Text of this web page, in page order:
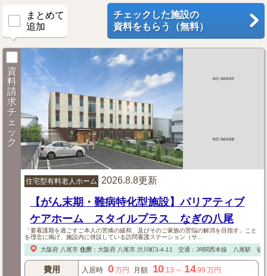
まとめて
追加
チェックした施設の
資料をもらう（無料）
資
料
請
求
チ
ェ
ッ
ク
住宅型有料老人ホーム 2026.8.8更新
【がん末期・難病特化型施設】パリアティブ
ケアホーム スタイルプラス なぎの八尾
「要看護期を過ごすご本人の苦痛の緩和、及びそのご家族の苦悩の解消を目指す」こと
を理念に掲げ、施設内に併設している訪問看護ステーション（サ...
大阪府 八尾市 住所： 大阪府 八尾市渋川町3-4-11 交通：JR関西本線 八尾駅 徒
費用 入居時 0万円 月額 10.13 ～ 14.99 万円